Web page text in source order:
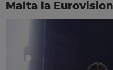
Malta la